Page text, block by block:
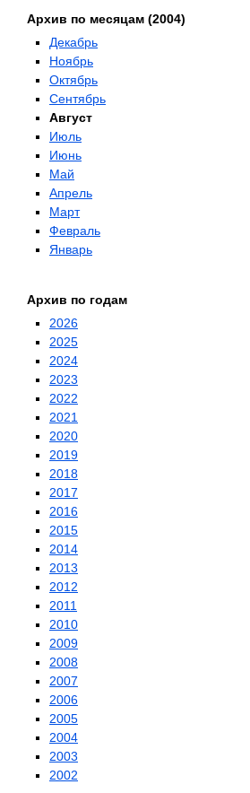
Архив по месяцам (2004)
Декабрь
Ноябрь
Октябрь
Сентябрь
Август
Июль
Июнь
Май
Апрель
Март
Февраль
Январь
Архив по годам
2026
2025
2024
2023
2022
2021
2020
2019
2018
2017
2016
2015
2014
2013
2012
2011
2010
2009
2008
2007
2006
2005
2004
2003
2002